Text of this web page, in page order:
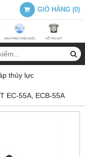
GIỎ HÀNG (0)
thủy lực
EC-55A, ECB-55A